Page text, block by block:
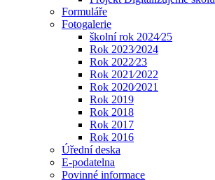
Formuláře
Fotogalerie
školní rok 2024⁄25
Rok 2023⁄2024
Rok 2022⁄23
Rok 2021⁄2022
Rok 2020⁄2021
Rok 2019
Rok 2018
Rok 2017
Rok 2016
Úřední deska
E-podatelna
Povinné informace